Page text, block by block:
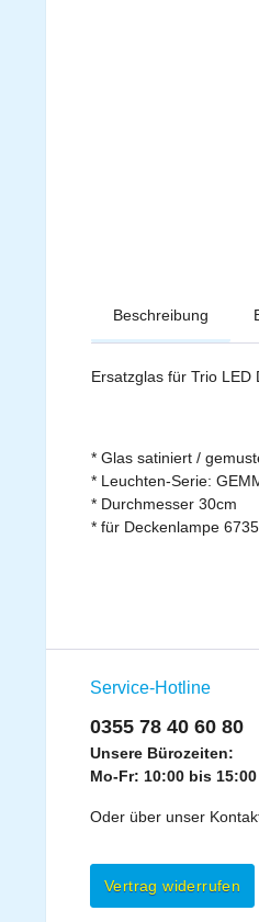
Beschreibung
Ersatzglas für Trio LED
* Glas satiniert /
* Leuchten-Serie:
* Durchmesser 30cm
* für Deckenlampe
Service-Hotline
0355 78 40 60 80
Unsere Bürozeiten:
Mo-Fr: 10:00 bis
Oder über unser
Vertrag widerrufen